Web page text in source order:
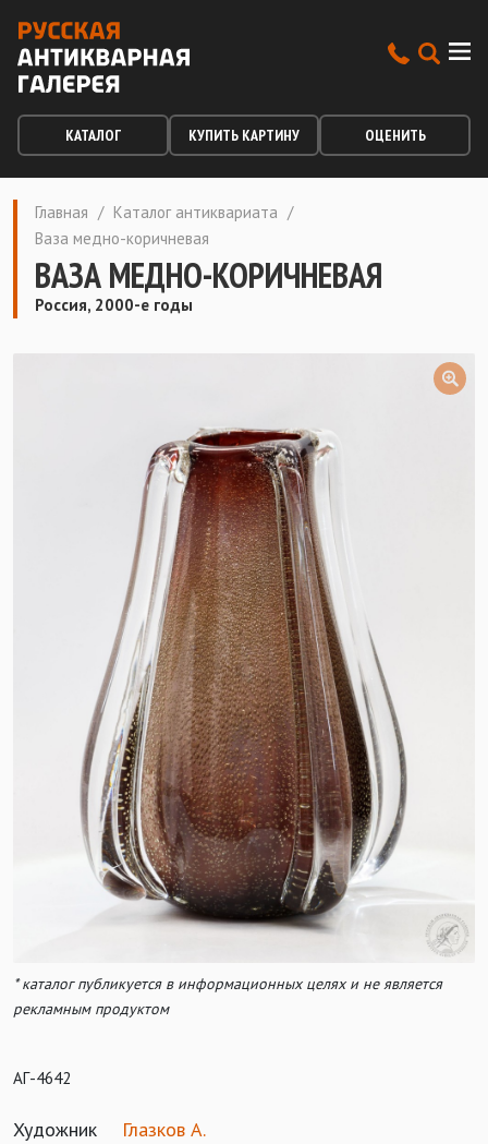
КАТАЛОГ КУПИТЬ КАРТИНУ ОЦЕНИТЬ
Главная / Каталог антиквариата /
Ваза медно-коричневая
ВАЗА МЕДНО-КОРИЧНЕВАЯ
Россия, 2000-е годы
* каталог публикуется в информационных целях и не является
рекламным продуктом
АГ-4642
Художник
Глазков А.